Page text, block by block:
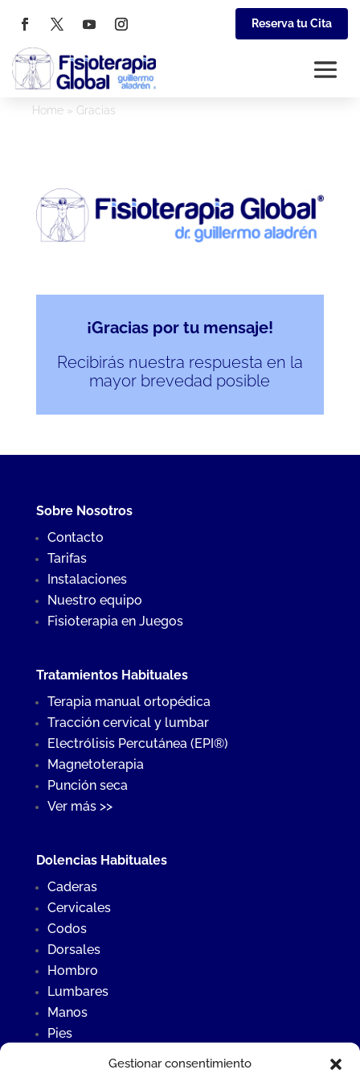
Gestionar consentimiento
Reserva tu Cita
Home » Gracias
¡Gracias por tu mensaje!
Recibirás nuestra respuesta en la
mayor brevedad posible
Sobre Nosotros
Contacto
Tarifas
Instalaciones
Nuestro equipo
Fisioterapia en Juegos
Tratamientos Habituales
Terapia manual ortopédica
Tracción cervical y lumbar
Electrólisis Percutánea (EPI®)
Magnetoterapia
Punción seca
Ver más >>
Dolencias Habituales
Caderas
Cervicales
Codos
Dorsales
Hombro
Lumbares
Manos
Pies